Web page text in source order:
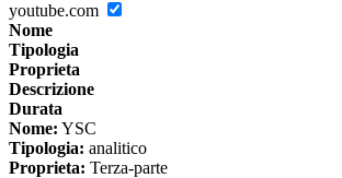
youtube.com
Nome
Tipologia
Proprieta
Descrizione
Durata
Nome: YSC
Tipologia: analitico
Proprieta: Terza-parte